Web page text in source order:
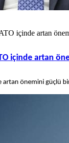
içinde artan
içinde artan
artan önemini güçlü